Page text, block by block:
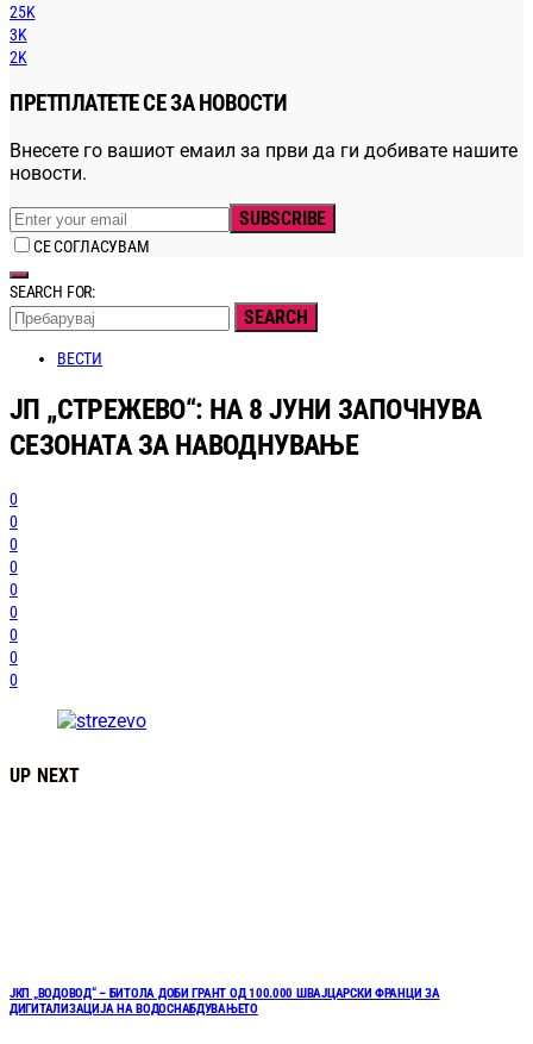
25K
3K
2K
ПРЕТПЛАТЕТЕ СЕ ЗА НОВОСТИ
Внесете го вашиот емаил за први да ги добивате нашите
новости.
SUBSCRIBE
СЕ СОГЛАСУВАМ
SEARCH FOR:
SEARCH
ВЕСТИ
ЈП „СТРЕЖЕВО“: НА 8 ЈУНИ ЗАПОЧНУВА
СЕЗОНАТА ЗА НАВОДНУВАЊЕ
0
0
0
0
0
0
0
0
0
UP NEXT
ЈКП „ВОДОВОД“ – БИТОЛА ДОБИ ГРАНТ ОД 100.000 ШВАЈЦАРСКИ ФРАНЦИ ЗА
ДИГИТАЛИЗАЦИЈА НА ВОДОСНАБДУВАЊЕТО